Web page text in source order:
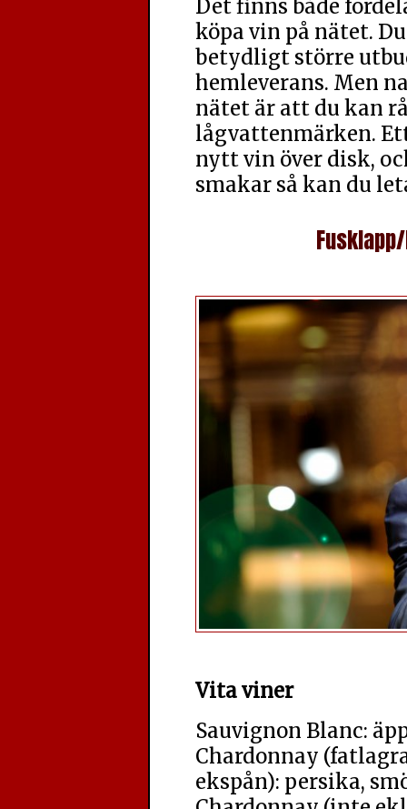
Det finns både
köpa vin på nätet.
betydligt större
hemleverans. Men
nätet är att du kan
lågvattenmärken.
nytt vin över disk,
smakar så kan du
Vita viner
Sauvignon Blanc:
Chardonnay
ekspån): persika,